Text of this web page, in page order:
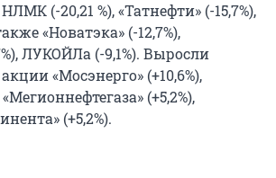
(-20,21 %), «Татнефти» (-15,7%),
«Новатэка» (-12,7%),
ЛУКОЙЛа (-9,1%). Выросли
«Мосэнерго» (+10,6%),
«Мегионнефтегаза» (+5,2%),
(+5,2%).